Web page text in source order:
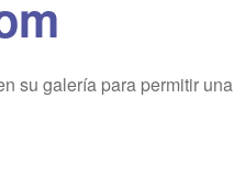
su galería para permitir una